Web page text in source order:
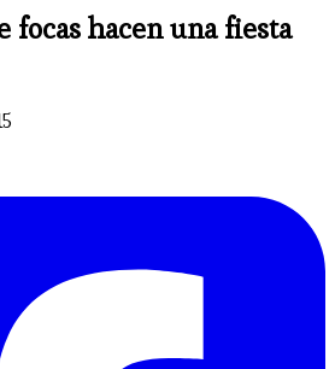
focas hacen una fiesta